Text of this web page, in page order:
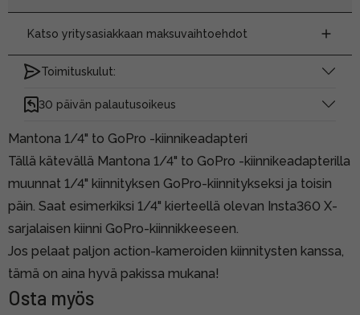
Katso yritysasiakkaan maksuvaihtoehdot
Toimituskulut:
30 päivän palautusoikeus
Mantona 1/4" to GoPro -kiinnikeadapteri
Tällä kätevällä Mantona 1/4" to GoPro -kiinnikeadapterilla
muunnat 1/4" kiinnityksen GoPro-kiinnitykseksi ja toisin
päin. Saat esimerkiksi 1/4" kierteellä olevan Insta360 X-
sarjalaisen kiinni GoPro-kiinnikkeeseen.
Jos pelaat paljon action-kameroiden kiinnitysten kanssa,
tämä on aina hyvä pakissa mukana!
Osta myös